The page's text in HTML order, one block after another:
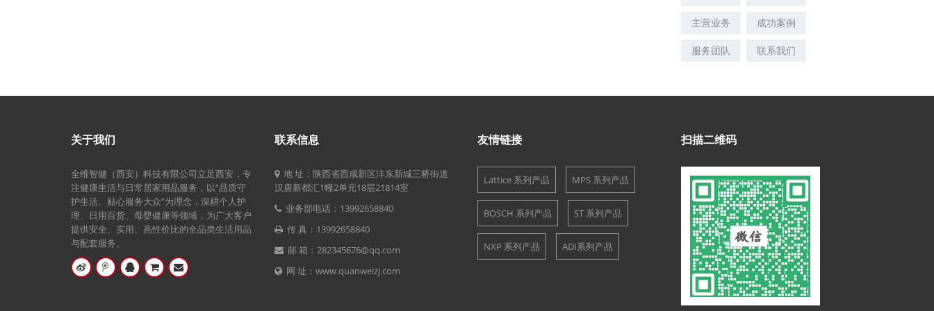
主营业务 成功案例
服务团队 联系我们
关于我们
全维智健（西安）科技有限公司立足西安，专
注健康生活与日常居家用品服务，以“品质守
护生活、贴心服务大众”为理念，深耕个人护
理、日用百货、母婴健康等领域，为广大客户
提供安全、实用、高性价比的全品类生活用品
与配套服务。
联系信息
地 址：陕西省西咸新区沣东新城三桥街道
汉唐新都汇1幢2单元18层21814室
业务部电话：13992658840
传 真：13992658840
邮 箱：282345676@qq.com
网 址：www.quanweizj.com
友情链接
Lattice 系列产品 MPS 系列产品
BOSCH 系列产品 ST 系列产品
NXP 系列产品 ADI系列产品
扫描二维码